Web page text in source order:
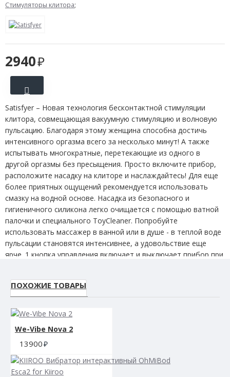
2940
Стимуляторы клитора;
Satisfyer – Новая технология бесконтактной стимуляции
клитора, совмещающая вакуумную стимуляцию и волновую
пульсацию. Благодаря этому женщина способна достичь
интенсивного оргазма всего за несколько минут! А также
испытывать многократные, перетекающие из одного в
другой оргазмы без пресыщения. Просто включите прибор,
расположите насадку на клиторе и наслаждайтесь! Для еще
более приятных ощущений рекомендуется использовать
смазку на водной основе. Насадка из безопасного и
гигиеничного силикона легко очищается с помощью ватной
палочки и специального ToyCleaner. Попробуйте
использовать массажер в ванной или в душе - в теплой воде
пульсации становятся интенсивнее, а удовольствие еще
ярче. 1 кнопка управления включает и выключает прибор при
самого интенсивного и далее снова к легкому. 11 программ
стимуляции Satisfyer 1 не дадут скучать даже при длительной
эксплуатации прибора. Материал: ABS-пластик, силикон.
AAA. Производитель: EIS GmbH Am Lenkwerk 3 , 33609
Bielefeld , German
ПОХОЖИЕ ТОВАРЫ
We-Vibe Nova 2
13900